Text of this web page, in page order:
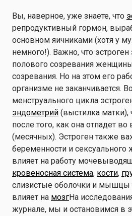
Вы, наверное, уже знаете, что
репродуктивный гормон,
основном яичниками (хотя у
немного!). Важно, что эстроген
полового созревания
созревания. Но на этом его
организме не заканчивается.
менструального цикла
эндометрий (выстилка матки),
после того, как она отпадет
(месячных). Эстроген также
беременности и сексуального
влияет на работу
кровеносная система, кости,
слизистые оболочки и мышцы
влияет на мозгНа
журнале, мы и остановимся в